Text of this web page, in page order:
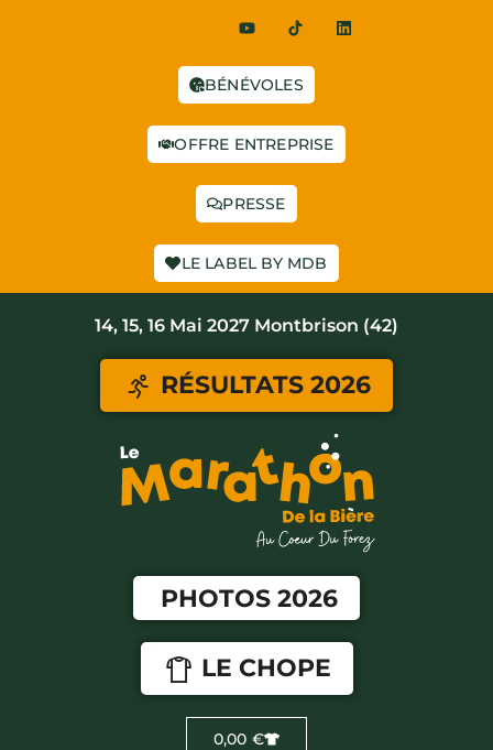
BÉNÉVOLES
OFFRE ENTREPRISE
PRESSE
LE LABEL BY MDB
14, 15, 16 Mai 2027 Montbrison (42)
RÉSULTATS 2026
PHOTOS 2026
LE CHOPE
0,00 €